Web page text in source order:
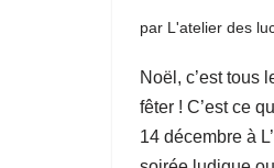
par L'atelier des
Noël, c’est tous
fêter ! C’est ce
14 décembre à